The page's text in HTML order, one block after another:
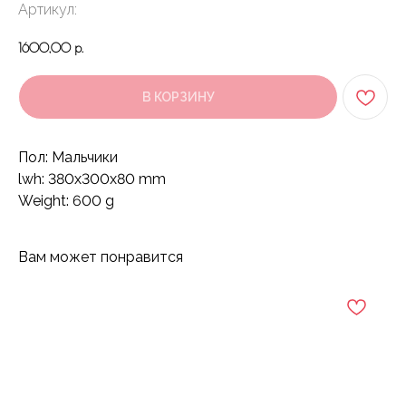
Артикул:
1600,00 р.
В КОРЗИНУ
Пол: Мальчики
lwh: 380x300x80 mm
Weight: 600 g
Вам может понравится